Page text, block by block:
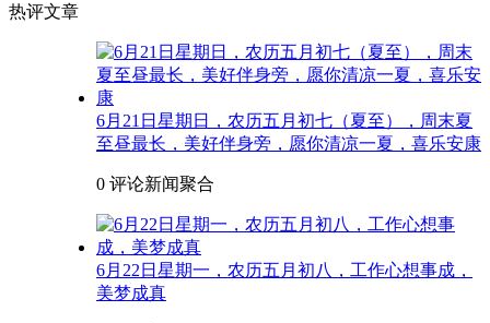
热评文章
6月21日星期日，农历五月初七（夏至），周末夏
至昼最长，美好伴身旁，愿你清凉一夏，喜乐安康
0 评论新闻聚合
6月22日星期一，农历五月初八，工作心想事成，
美梦成真